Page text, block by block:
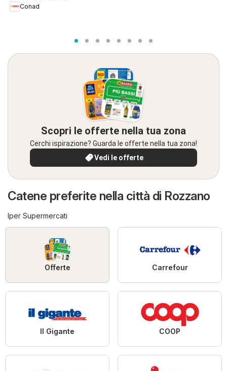
Conad
Scopri le offerte nella tua zona
Cerchi ispirazione? Guarda le offerte nella tua zona!
Vedi le offerte
Catene preferite nella città di Rozzano
Iper Supermercati
Offerte Carrefour
Il Gigante COOP